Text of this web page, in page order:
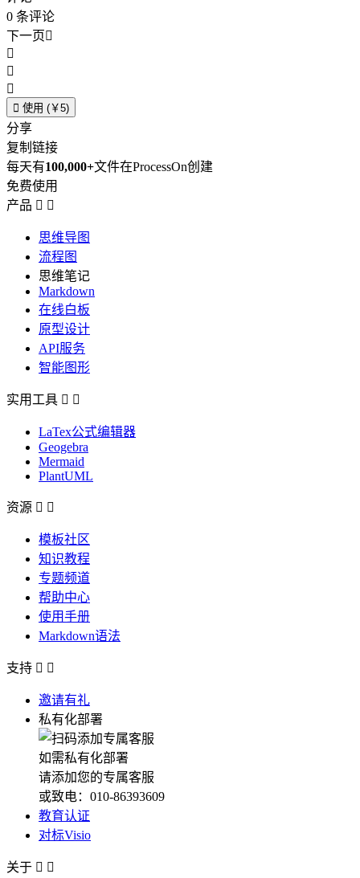
0 条评论
下一页



 使用 (￥5)
分享
复制链接
每天有100,000+文件在ProcessOn创建
免费使用
产品  
思维导图
流程图
思维笔记
Markdown
在线白板
原型设计
API服务
智能图形
实用工具  
LaTex公式编辑器
Geogebra
Mermaid
PlantUML
资源  
模板社区
知识教程
专题频道
帮助中心
使用手册
Markdown语法
支持  
邀请有礼
私有化部署
如需私有化部署
请添加您的专属客服
或致电：010-86393609
教育认证
对标Visio
关于  